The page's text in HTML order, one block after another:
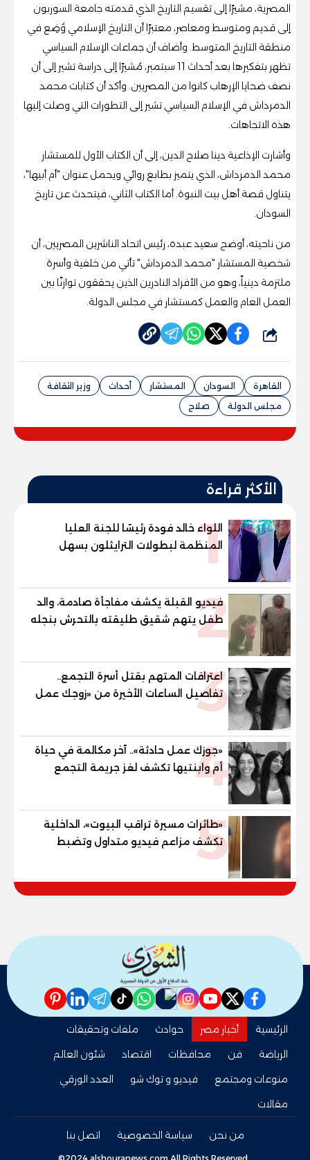
المصرية، مشيرًا إلى تقسيم التاريخ الذي قدمته جامعة السوربون
إلى قديم ومتوسط ومعاصر، معتبرًا أن التاريخ الإسلامي وُضِع في
منطقة التاريخ المتوسط. وأضاف أن جماعات الإسلام السياسي
تظهر بتفكيرها بعد أحداث 11 سبتمبر، مُشيرًا إلى دراسة تشير إلى أن
نصف ضحايا الإرهاب كانوا من المصريين. وأكد أن كتابات محمد
الدمرداش في الإسلام السياسي تشير إلى التطورات التي وصلت إليها
هذه الاتجاهات.
وأشارت الإذاعية دينا صلاح الدين، إلى أن الكتاب الأول للمستشار
محمد الدمرداش، الذي يتميز بطابع روائي ويحمل عنوان "أم أبيها"،
يتناول قصة أهل بيت النبوة. أما الكتاب الثاني، فيتحدث عن تاريخ
السودان.
من ناحيته، أوضح سعيد عبده، رئيس اتحاد الناشرين المصريين، أن
شخصية المستشار "محمد الدمرداش" تأتي من خلفية وأسرة
ملتزمة دينياً، وهو من الأفراد النادرين الذين يحققون توازنًا بين
العمل العام والعمل كمستشار في مجلس الدولة.
شارك
القاهرة السودان المستشار أحداث
وزير الثقافة
مجلس الدولة
صلاح
الأكثر قراءة
1
اللواء خالد فودة رئيسًا للجنة العليا
المنظمة لبطولات الترايثلون بسهل
حشيش
2
فيديو القبلة يكشف مفاجأة صادمة، والد
طفل يتهم شقيق طليقته بالتحرش بنجله
في القليوبية
3
اعترافات المتهم بقتل أسرة التجمع..
تفاصيل الساعات الأخيرة من «زوجك عمل
حادثة» حتى إطلاق النار
4
«جوزك عمل حادثة».. آخر مكالمة في حياة
أم وابنتيها تكشف لغز جريمة التجمع
الخامس
5
«طائرات مسيرة تراقب البيوت»، الداخلية
تكشف مزاعم فيديو متداول وتضبط
صاحبه المريض نفسيا
facebook
twitter
youtube
instagram
nabd
whatsapp
tiktok
telegram
linkedin
pinterest
الرئيسية أخبار مصر حوادث
ملفات وتحقيقات
الرياضة
فن محافظات اقتصاد
شئون العالم
منوعات ومجتمع
فيديو و توك شو
العدد الورقي
مقالات
من نحن سياسة الخصوصية اتصل بنا